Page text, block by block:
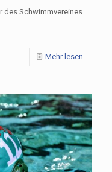
des Schwimmvereines
Mehr lesen